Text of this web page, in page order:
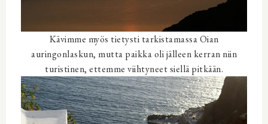
Kävimme myös tietysti tarkistamassa Oian
auringonlaskun, mutta paikka oli jälleen kerran niin
turistinen, ettemme viihtyneet siellä pitkään.